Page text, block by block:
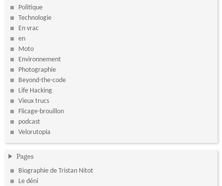
Politique
Technologie
En vrac
en
Moto
Environnement
Photographie
Beyond-the-code
Life Hacking
Vieux trucs
Flicage-brouillon
podcast
Velorutopia
Pages
Biographie de Tristan Nitot
Le déni